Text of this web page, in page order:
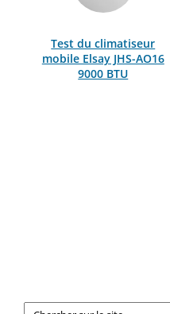
Test du climatiseur
mobile Elsay JHS-AO16
9000 BTU